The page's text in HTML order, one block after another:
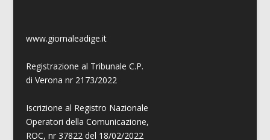
www.giornaleadige.it
Registrazione al Tribunale C.P.
di Verona nr 2173/2022
Iscrizione al Registro Nazionale
Operatori della Comunicazione,
ROC, nr 37822 del 18/02/2022